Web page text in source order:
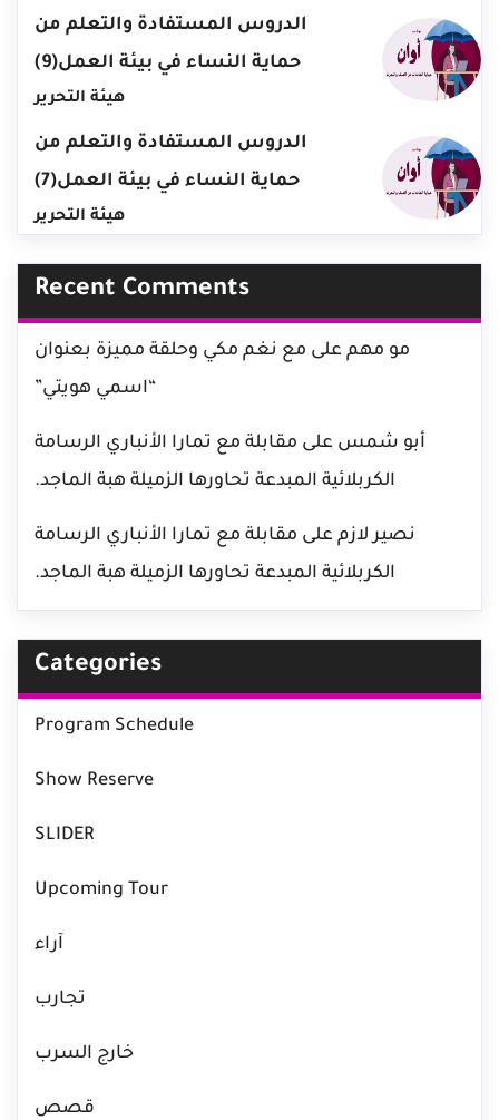
الدروس المستفادة والتعلم من
حماية النساء في بيئة العمل(9)
هيئة التحرير
الدروس المستفادة والتعلم من
حماية النساء في بيئة العمل(7)
هيئة التحرير
Recent Comments
مو مهم على مع نغم مكي وحلقة مميزة بعنوان
“اسمي هويتي”
أبو شمس على مقابلة مع تمارا الأنباري الرسامة
الكربلائية المبدعة تحاورها الزميلة هبة الماجد.
نصير لازم على مقابلة مع تمارا الأنباري الرسامة
الكربلائية المبدعة تحاورها الزميلة هبة الماجد.
Categories
Program Schedule
Show Reserve
SLIDER
Upcoming Tour
آراء
تجارب
خارج السرب
قصص